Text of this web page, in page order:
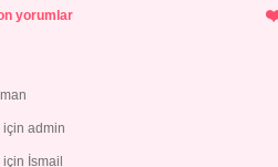
yorumlar
için admin
için İsmail